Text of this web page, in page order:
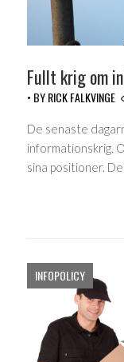
Fullt krig om
• BYRICK FALKVINGE
De senaste
informationskrig.
sina positioner.
INFOPOLICY